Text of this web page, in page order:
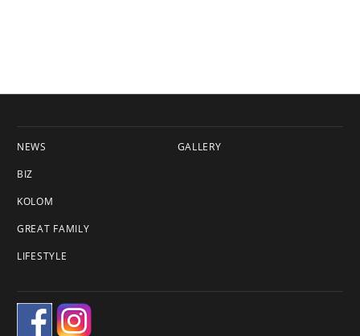
NEWS
BIZ
KOLOM
GREAT FAMILY
LIFESTYLE
GALLERY